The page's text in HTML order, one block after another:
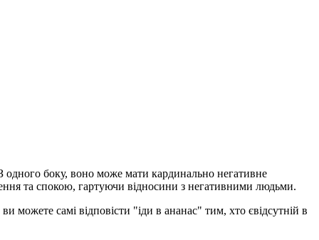
одного боку, воно може мати кардинально негативне
та спокою, гартуючи відносини з негативними людьми.
можете самі відповісти "іди в ананас" тим, хто євідсутній в